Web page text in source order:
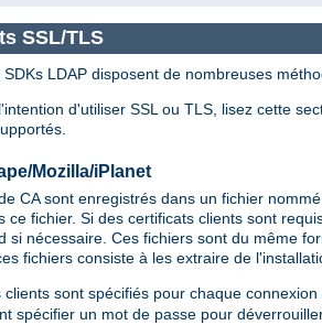
SSL/TLS
LDAP disposent de nombreuses
d'utiliser SSL ou TLS, lisez cette
Mozilla/iPlanet
CA sont enregistrés dans un fichier
ce fichier. Si des certificats clients sont
si nécessaire. Ces fichiers sont du même
fichiers consiste à les extraire de
clients sont spécifiés pour chaque
spécifier un mot de passe pour